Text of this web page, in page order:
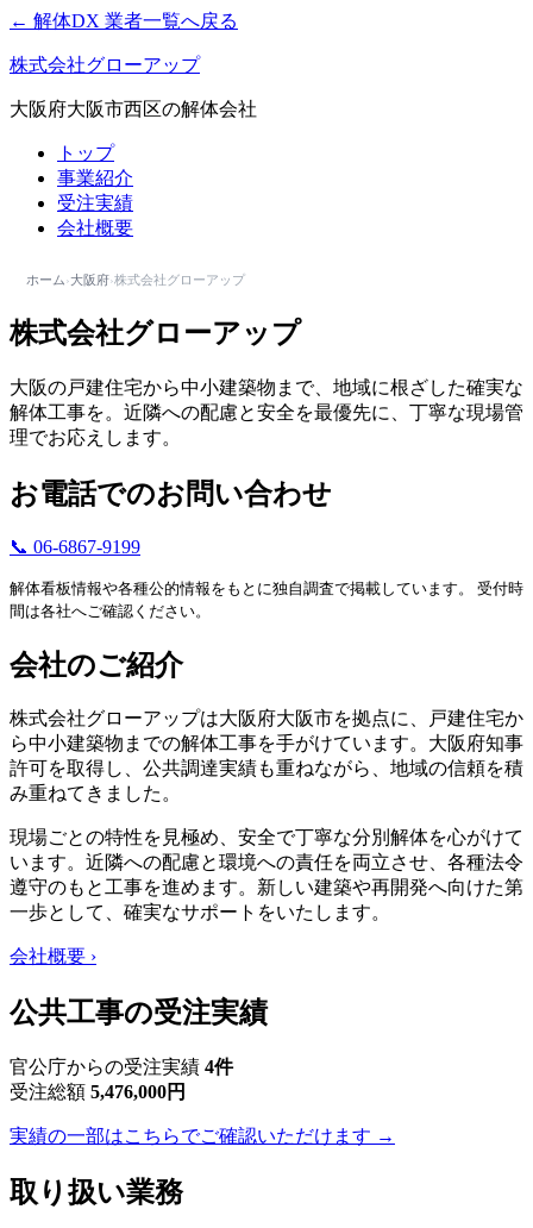
← 解体DX 業者一覧へ戻る
株式会社グローアップ
大阪府大阪市西区の解体会社
トップ
事業紹介
受注実績
会社概要
ホーム›大阪府›株式会社グローアップ
株式会社グローアップ
大阪の戸建住宅から中小建築物まで、地域に根ざした確実な
解体工事を。近隣への配慮と安全を最優先に、丁寧な現場管
理でお応えします。
お電話でのお問い合わせ
📞 06-6867-9199
解体看板情報や各種公的情報をもとに独自調査で掲載しています。 受付時
間は各社へご確認ください。
会社のご紹介
株式会社グローアップは大阪府大阪市を拠点に、戸建住宅か
ら中小建築物までの解体工事を手がけています。大阪府知事
許可を取得し、公共調達実績も重ねながら、地域の信頼を積
み重ねてきました。
現場ごとの特性を見極め、安全で丁寧な分別解体を心がけて
います。近隣への配慮と環境への責任を両立させ、各種法令
遵守のもと工事を進めます。新しい建築や再開発へ向けた第
一歩として、確実なサポートをいたします。
会社概要 ›
公共工事の受注実績
官公庁からの受注実績 4件
受注総額 5,476,000円
実績の一部はこちらでご確認いただけます →
取り扱い業務